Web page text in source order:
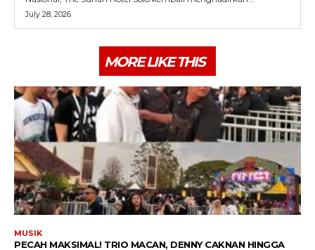
July 28, 2026
MORE LIKE THIS
MUSIK
PECAH MAKSIMAL! TRIO MACAN, DENNY CAKNAN HINGGA